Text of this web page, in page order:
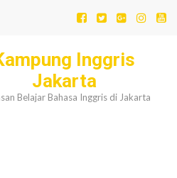
Inggris
Jakarta
Belajar Bahasa Inggris di Jakarta